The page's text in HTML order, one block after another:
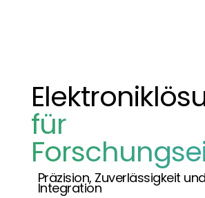
für
Präzision, Zuverlässigkeit und
Integration